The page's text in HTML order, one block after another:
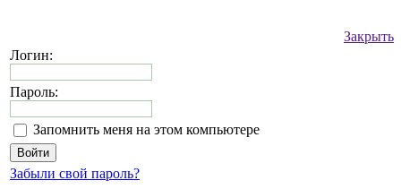
Закрыть
Логин:
Пароль:
Запомнить меня на этом компьютере
Забыли свой пароль?